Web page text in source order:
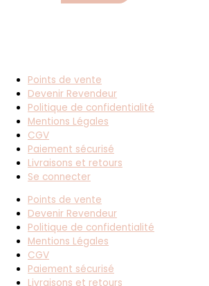
Points de vente
Devenir Revendeur
Politique de confidentialité
Mentions Légales
CGV
Paiement sécurisé
Livraisons et retours
Se connecter
Points de vente
Devenir Revendeur
Politique de confidentialité
Mentions Légales
CGV
Paiement sécurisé
Livraisons et retours